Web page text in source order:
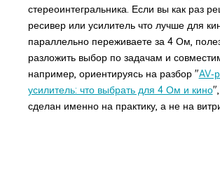
стереоинтегральника. Если вы как раз
ресивер или усилитель что лучше для
параллельно переживаете за 4 Ом,
разложить выбор по задачам и
например, ориентируясь на разбор "
усилитель: что выбрать для 4 Ом и кино
сделан именно на практику, а не на